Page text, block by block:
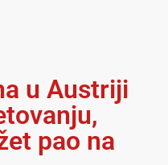
u Austriji
pao na